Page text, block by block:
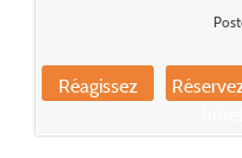
Réagissez